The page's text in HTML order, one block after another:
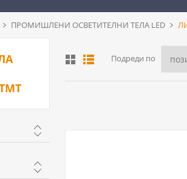
ПРОМИШЛЕНИ ОСВЕТИТЕЛНИ ТЕЛА LED
Подреди по